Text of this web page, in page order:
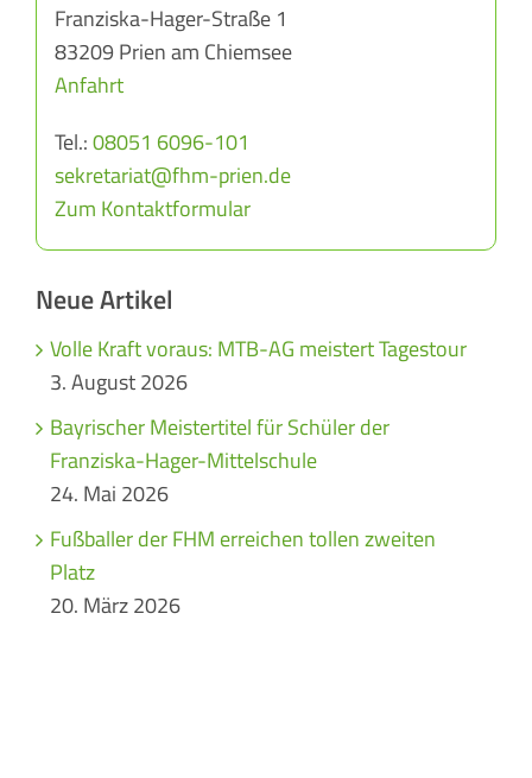
Franziska-Hager-Straße 1
83209 Prien am Chiemsee
Anfahrt
Tel.:08051 6096-101
sekretariat@fhm-prien.de
Zum Kontaktformular
Neue Artikel
Volle Kraft voraus: MTB-AG meistert Tagestour
3. August 2026
Bayrischer Meistertitel für Schüler der
Franziska-Hager-Mittelschule
24. Mai 2026
Fußballer der FHM erreichen tollen zweiten
Platz
20. März 2026